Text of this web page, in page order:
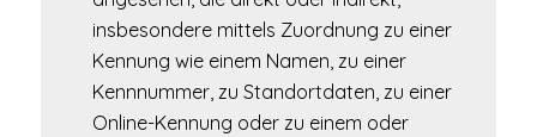
insbesondere mittels Zuordnung zu einer
Kennung wie einem Namen, zu einer
Kennnummer, zu Standortdaten, zu einer
Online-Kennung oder zu einem oder